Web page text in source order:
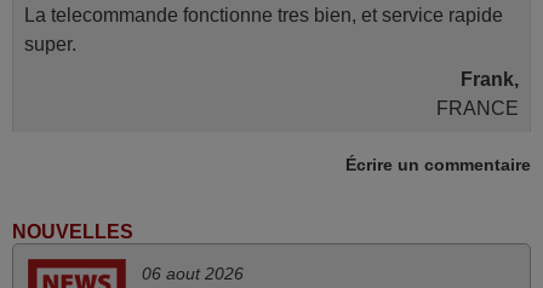
La telecommande fonctionne tres bien, et service rapide
super.
Frank,
FRANCE
Tout bien.
Écrire un commentaire
NOUVELLES
06 aout 2026